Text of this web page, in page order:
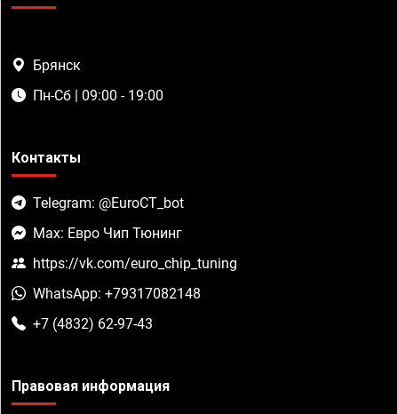
Брянск
Пн-Сб | 09:00 - 19:00
Контакты
Telegram: @EuroCT_bot
Max: Евро Чип Тюнинг
https://vk.com/euro_chip_tuning
WhatsApp: +79317082148
+7 (4832) 62-97-43
Правовая информация